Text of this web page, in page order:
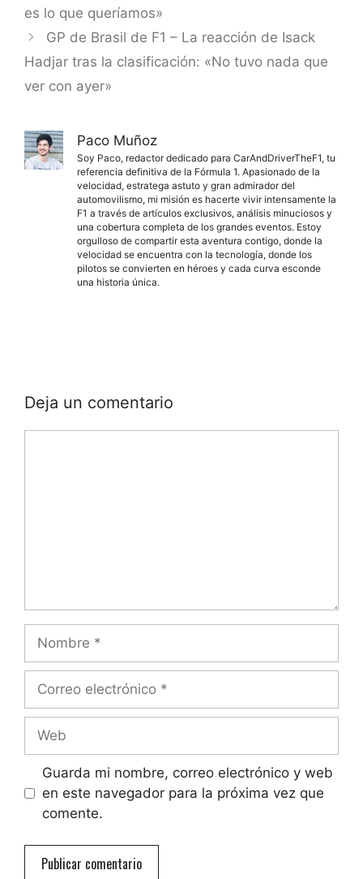
es lo que queríamos»
GP de Brasil de F1 – La reacción de Isack
Hadjar tras la clasificación: «No tuvo nada que
ver con ayer»
Paco Muñoz
Soy Paco, redactor dedicado para CarAndDriverTheF1, tu
referencia definitiva de la Fórmula 1. Apasionado de la
velocidad, estratega astuto y gran admirador del
automovilismo, mi misión es hacerte vivir intensamente la
F1 a través de artículos exclusivos, análisis minuciosos y
una cobertura completa de los grandes eventos. Estoy
orgulloso de compartir esta aventura contigo, donde la
velocidad se encuentra con la tecnología, donde los
pilotos se convierten en héroes y cada curva esconde
una historia única.
Deja un comentario
Nombre
Correo
Web
Guarda mi nombre, correo electrónico y web
en este navegador para la próxima vez que
comente.